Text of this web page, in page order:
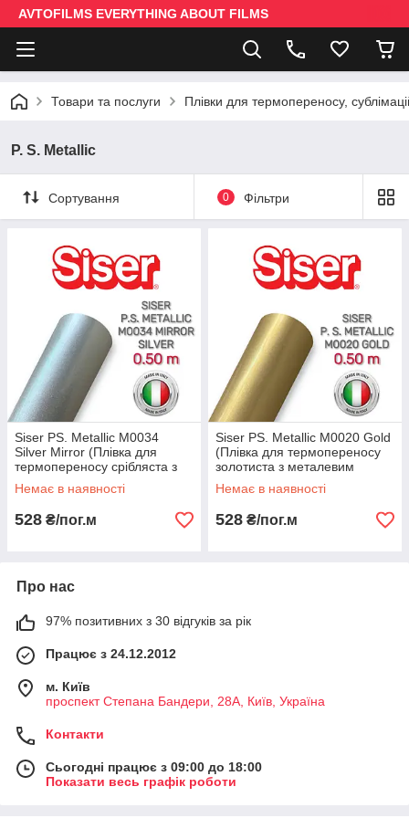
AVTOFILMS EVERYTHING ABOUT FILMS
Товари та послуги Плівки для термопереносу,
P. S. Metallic
Сортування 0 Фільтри
Siser PS. Metallic M0034
Silver Mirror (Плівка для
термопереносу срібляста з
металевим оздобленням)
Немає в наявності
528 ₴/пог.м
Siser PS. Metallic M0020 Gold
(Плівка для термопереносу
золотиста з металевим
оздобленням)
Немає в наявності
528 ₴/пог.м
Про нас
97% позитивних з 30 відгуків за рік
Працює з 24.12.2012
м. Київ
проспект Степана Бандери, 28А, Київ, Україна
Контакти
Сьогодні працює з 09:00 до 18:00
Показати весь графік роботи